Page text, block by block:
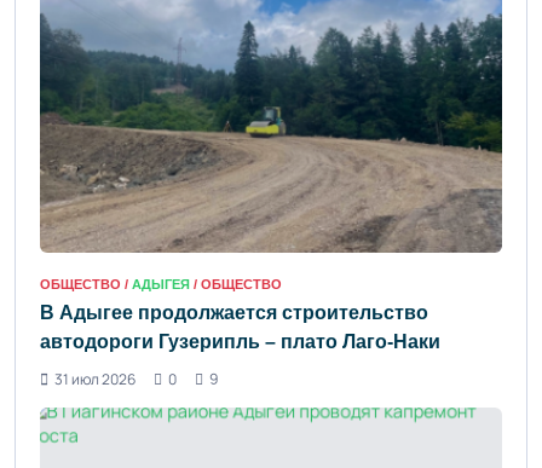
ОБЩЕСТВО / АДЫГЕЯ / ОБЩЕСТВО
В Адыгее продолжается строительство
автодороги Гузерипль – плато Лаго-Наки
31 июл 2026
0 9